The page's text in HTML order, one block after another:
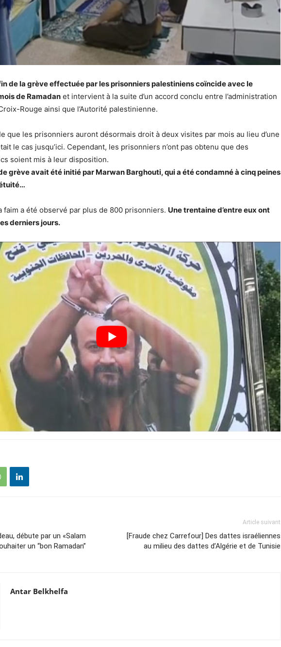
fin de la grève effectuée par les prisonniers palestiniens coïncide avec le
de Ramadan et intervient à la suite d’un accord conclu entre l’administration
Rouge ainsi que l’Autorité palestinienne.
que les prisonniers auront désormais droit à deux visites par mois au lieu d’une
le cas jusqu’ici. Cependant, les prisonniers n’ont pas obtenu que des
soient mis à leur disposition.
grève avait été initié par Marwan Barghouti, qui a été condamné à cinq peines
faim a été observé par plus de 800 prisonniers. Une trentaine d’entre eux ont
derniers jours.
débute par un «Salam
un “bon Ramadan”
Article suivant
[Fraude chez Carrefour] Des dattes israéliennes
au milieu des dattes d’Algérie et de Tunisie
Antar Belkhelfa